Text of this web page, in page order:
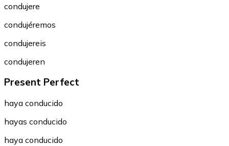
condujere
condujéremos
condujereis
condujeren
Present Perfect
haya conducido
hayas conducido
haya conducido